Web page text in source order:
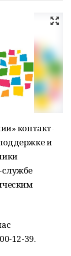
контакт-
и
службе
12-39.